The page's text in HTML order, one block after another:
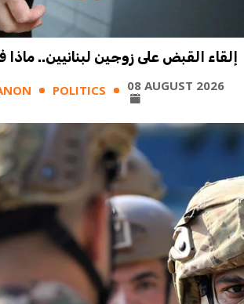
إلقاء القبض على زوجين لبنانيين.. ماذا
POLITICS 08 AUGUST 2026